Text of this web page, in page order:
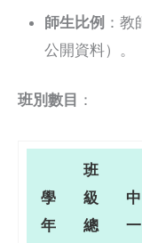
師生比例 ：
公開資料）。
班別數目 ：
學
年
班
級
總
中
一